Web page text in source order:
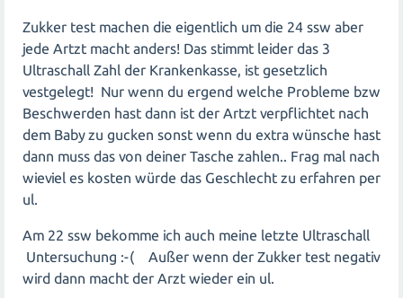
wichtigen Kontrolluntersuchungen konzentriert.
Was den Zucker Test angeht: Der sogenannte orale
Glukosetoleranztest (OGTT) zur Feststellung von
Schwangerschaftsdiabetes wird normalerweise zwischen
der
und
Schwangerschaftswoche durchgeführt. Es kann also
sein, dass deine Frauenärztin den Test noch für einen
Wenn du dir unsicher bist oder Fragen hast, ist es immer
ratsam, das Gespräch mit deiner Frauenärztin zu suchen
Zukker test machen die eigentlich um die 24 ssw aber
jede Artzt macht anders! Das stimmt leider das 3
Ultraschall Zahl der Krankenkasse, ist gesetzlich
vestgelegt! Nur wenn du ergend welche Probleme bzw
Beschwerden hast dann ist der Artzt verpflichtet nach
dem Baby zu gucken sonst wenn du extra wünsche hast
dann muss das von deiner Tasche zahlen.. Frag mal nach
wieviel es kosten würde das Geschlecht zu erfahren per
ul.
Am 22 ssw bekomme ich auch meine letzte Ultraschall
Untersuchung :-( Außer wenn der Zukker test negativ
wird dann macht der Arzt wieder ein ul.